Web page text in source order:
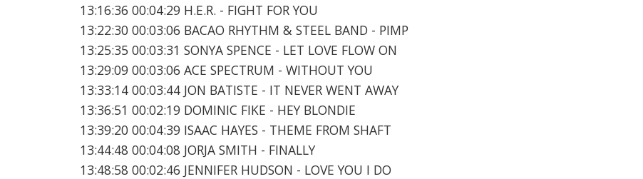
13:16:36 00:04:29 H.E.R. - FIGHT FOR YOU
13:22:30 00:03:06 BACAO RHYTHM & STEEL BAND - PIMP
13:25:35 00:03:31 SONYA SPENCE - LET LOVE FLOW ON
13:29:09 00:03:06 ACE SPECTRUM - WITHOUT YOU
13:33:14 00:03:44 JON BATISTE - IT NEVER WENT AWAY
13:36:51 00:02:19 DOMINIC FIKE - HEY BLONDIE
13:39:20 00:04:39 ISAAC HAYES - THEME FROM SHAFT
13:44:48 00:04:08 JORJA SMITH - FINALLY
13:48:58 00:02:46 JENNIFER HUDSON - LOVE YOU I DO